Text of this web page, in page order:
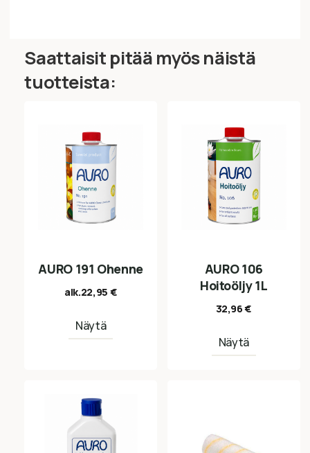
Saattaisit pitää myös näistä
tuotteista:
AURO 191 Ohenne
alk.22,95 €
Näytä
AURO 106
Hoitoöljy 1L
32,96€
Näytä